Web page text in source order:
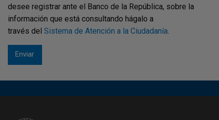
Boletín Económico Regional: Costa
Caribe, IV trimestre de 2023
Publicación |
con base en los resultados sectoriales de sus principales
desee registrar ante el Banco de la República, sobre la
información que está consultando hágalo a
través del Sistema de Atención a la Ciudadanía.